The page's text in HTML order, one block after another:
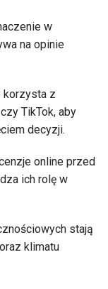
w
na opinie
korzysta z
TikTok, aby
decyzji.
online przed
ich rolę w
stają
klimatu